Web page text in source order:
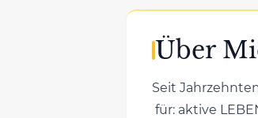
Über
Seit
für: aktive